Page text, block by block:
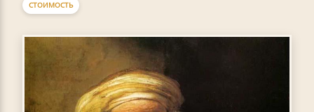
СТОИМОСТЬ